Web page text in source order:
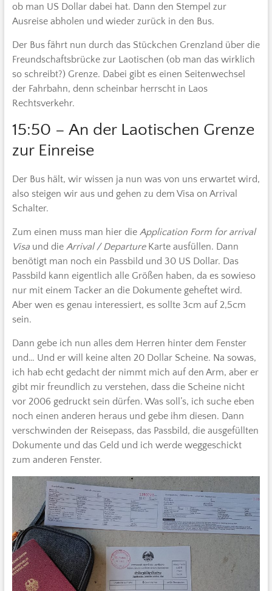
ob man US Dollar dabei hat. Dann den Stempel zur
Ausreise abholen und wieder zurück in den Bus.
Der Bus fährt nun durch das Stückchen Grenzland über die
Freundschaftsbrücke zur Laotischen (ob man das wirklich
so schreibt?) Grenze. Dabei gibt es einen Seitenwechsel
der Fahrbahn, denn scheinbar herrscht in Laos
Rechtsverkehr.
15:50 – An der Laotischen Grenze
zur Einreise
Der Bus hält, wir wissen ja nun was von uns erwartet wird,
also steigen wir aus und gehen zu dem Visa on Arrival
Schalter.
Zum einen muss man hier die Application Form for arrival
Visaund die Arrival / DepartureKarte ausfüllen. Dann
benötigt man noch ein Passbild und 30 US Dollar. Das
Passbild kann eigentlich alle Größen haben, da es sowieso
nur mit einem Tacker an die Dokumente geheftet wird.
Aber wen es genau interessiert, es sollte 3cm auf 2,5cm
sein.
Dann gebe ich nun alles dem Herren hinter dem Fenster
und… Und er will keine alten 20 Dollar Scheine. Na sowas,
ich hab echt gedacht der nimmt mich auf den Arm, aber er
gibt mir freundlich zu verstehen, dass die Scheine nicht
vor 2006 gedruckt sein dürfen. Was soll’s, ich suche eben
noch einen anderen heraus und gebe ihm diesen. Dann
verschwinden der Reisepass, das Passbild, die ausgefüllten
Dokumente und das Geld und ich werde weggeschickt
zum anderen Fenster.